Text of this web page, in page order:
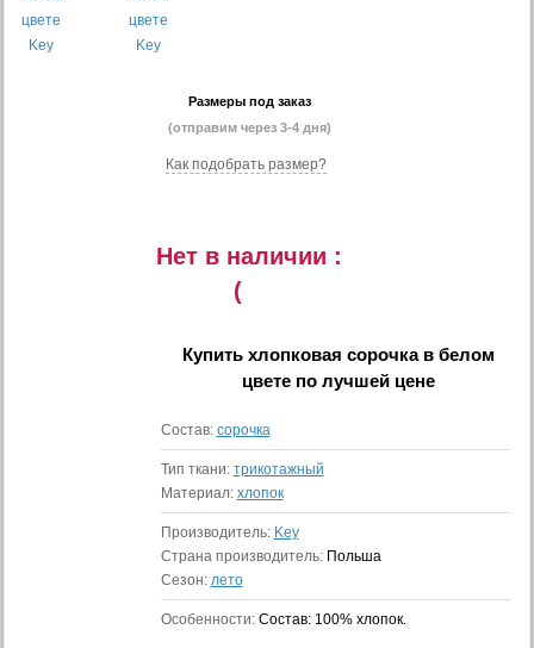
Размеры под заказ
(отправим через 3-4 дня)
Как подобрать размер?
Нет в наличии :
(
Купить хлопковая сорочка в белом
цветепо лучшей цене
Состав: сорочка
Тип ткани: трикотажный
Материал: хлопок
Производитель: Key
Страна производитель: Польша
Сезон: лето
Особенности: Состав: 100% хлопок.